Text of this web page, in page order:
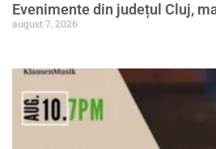
Evenimente din județul Cluj,
august 7, 2026